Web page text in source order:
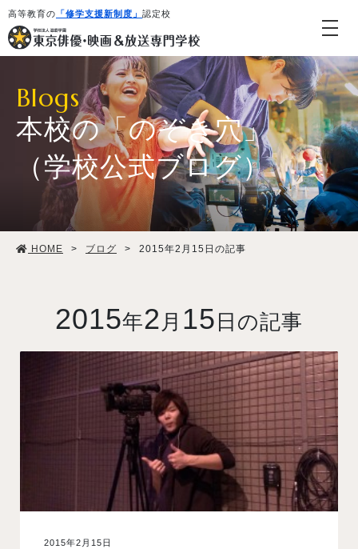
高等教育の 「修学支援新制度」 認定校
学校紹介・教育システム
学生生活
就職・デビュー
オープンキャンパス
Blogs
本校の「のぞき穴」
（学校公式ブログ）
HOME > ブログ > 2015年2月15日の記事
2015年2 月 15 日の記事
2015年2月15日